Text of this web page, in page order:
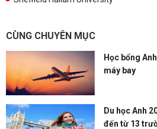
CÙNG CHUYÊN MỤC
Học bổng
máy bay
Du học Anh
đến từ 13